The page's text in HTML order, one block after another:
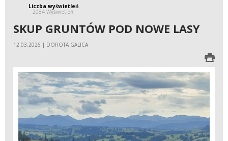
Liczba wyświetleń
2084 Wyświetleń
SKUP GRUNTÓW POD NOWE LASY
12.03.2026 | DOROTA GALICA